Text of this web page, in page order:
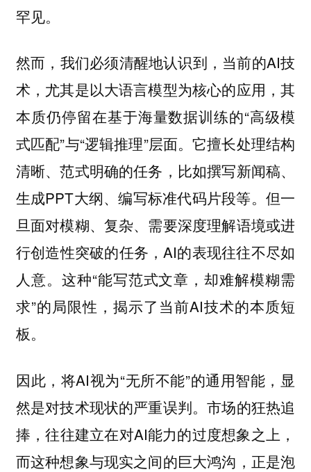
罕见。
然而，我们必须清醒地认识到，当前的AI技
术，尤其是以大语言模型为核心的应用，其
本质仍停留在基于海量数据训练的“高级模
式匹配”与“逻辑推理”层面。它擅长处理结构
清晰、范式明确的任务，比如撰写新闻稿、
生成PPT大纲、编写标准代码片段等。但一
旦面对模糊、复杂、需要深度理解语境或进
行创造性突破的任务，AI的表现往往不尽如
人意。这种“能写范式文章，却难解模糊需
求”的局限性，揭示了当前AI技术的本质短
板。
因此，将AI视为“无所不能”的通用智能，显
然是对技术现状的严重误判。市场的狂热追
捧，往往建立在对AI能力的过度想象之上，
而这种想象与现实之间的巨大鸿沟，正是泡